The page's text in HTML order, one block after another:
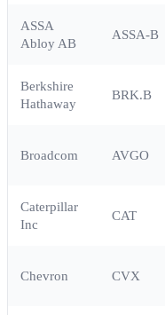
ASSA
Abloy AB
ASSA-B
Berkshire
Hathaway
BRK.B
Broadcom AVGO
Caterpillar
Inc
CAT
Chevron CVX